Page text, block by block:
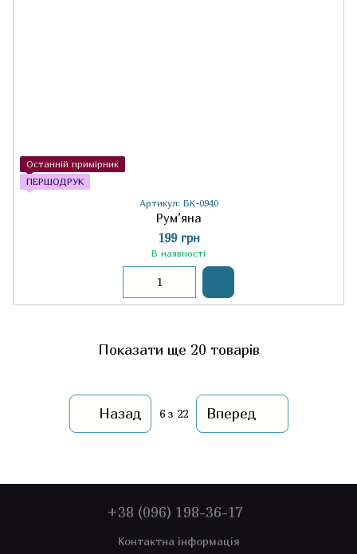
Останній примірник
ПЕРШОДРУК
Артикул: БК-0940
Рум’яна
199 грн
В наявності
Показати ще 20 товарів
Назад 6з 22 Вперед
+38 (096) 198-36-17
Контактна інформація